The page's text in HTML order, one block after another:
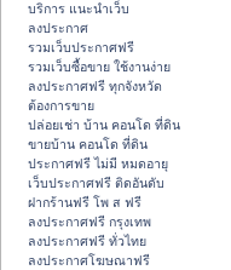
บริการ แนะนำเว็บ
ลงประกาศ
รวมเว็บประกาศฟรี
รวมเว็บซื้อขาย ใช้งานง่าย
ลงประกาศฟรี ทุกจังหวัด
ต้องการขาย
ปล่อยเช่า บ้าน คอนโด ที่ดิน
ขายบ้าน คอนโด ที่ดิน
ประกาศฟรี ไม่มี หมดอายุ
เว็บประกาศฟรี ติดอันดับ
ฝากร้านฟรี โพ ส ฟรี
ลงประกาศฟรี กรุงเทพ
ลงประกาศฟรี ทั่วไทย
ลงประกาศโฆษณาฟรี